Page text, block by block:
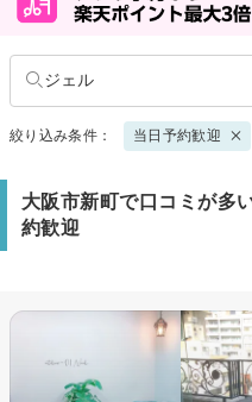
ジェル
絞り込み条件： 当日予約歓迎
大阪市新町で口コミが多
約歓迎